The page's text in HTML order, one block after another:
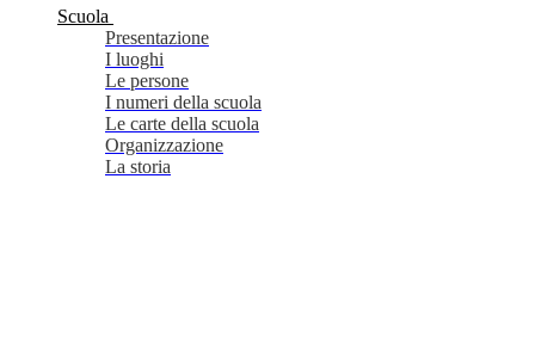
Scuola
Presentazione
I luoghi
Le persone
I numeri della scuola
Le carte della scuola
Organizzazione
La storia